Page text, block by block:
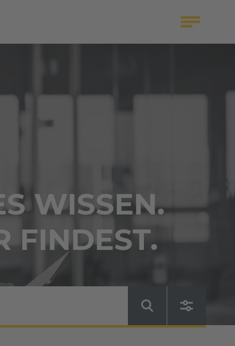
WISSEN.
FINDEST.